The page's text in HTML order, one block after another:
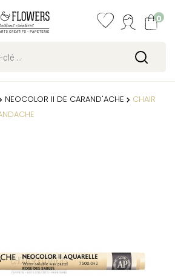
0
NEOCOLOR II DE CARAND'ACHE
CHAIR